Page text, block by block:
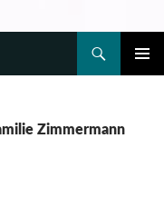
Zimmermann